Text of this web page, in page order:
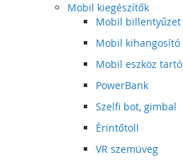
Mobil kiegészítők
Mobil billentyűzet
Mobil kihangosító
Mobil eszköz tartó
PowerBank
Szelfi bot, gimbal
Érintőtoll
VR szemüveg